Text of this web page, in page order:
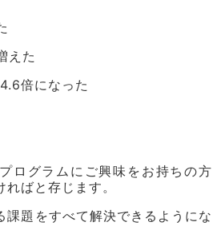
えた
倍になった
ログラムにご興味をお持ちの方
ばと存じます。
課題をすべて解決できるようにな